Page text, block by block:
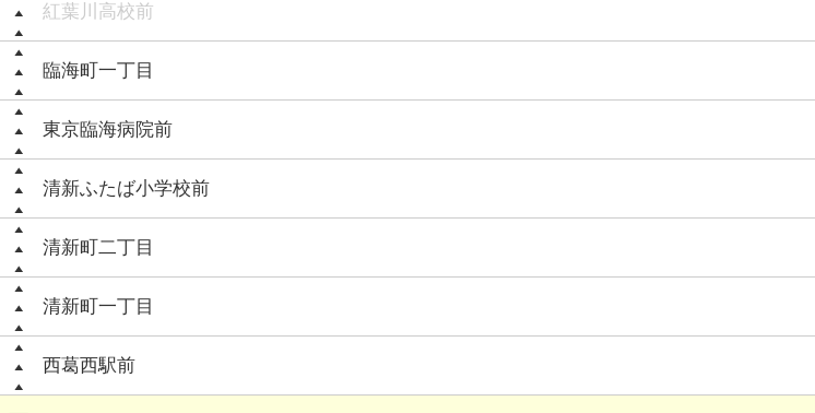
紅葉川高校前
臨海町一丁目
東京臨海病院前
清新ふたば小学校前
清新町二丁目
清新町一丁目
西葛西駅前